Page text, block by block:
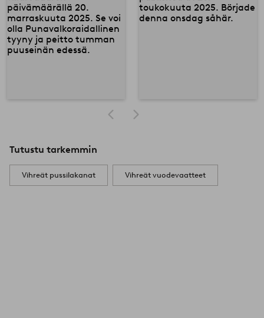
Tutustu tarkemmin
Vihreät pussilakanat Vihreät vuodevaatteet